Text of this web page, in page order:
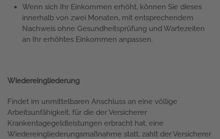
Wenn sich Ihr Einkommen erhöht, können Sie dieses
innerhalb von zwei Monaten, mit entsprechendem
Nachweis ohne Gesundheitsprüfung und Wartezeiten
an Ihr erhöhtes Einkommen anpassen.
Wiedereingliederung
Findet im unmittelbaren Anschluss an eine völlige
Arbeitsunfähigkeit, für die der Versicherer
Krankentagegeldleistungen erbracht hat, eine
Wiedereingliederungsmaßnahme statt, zahlt der Versicherer